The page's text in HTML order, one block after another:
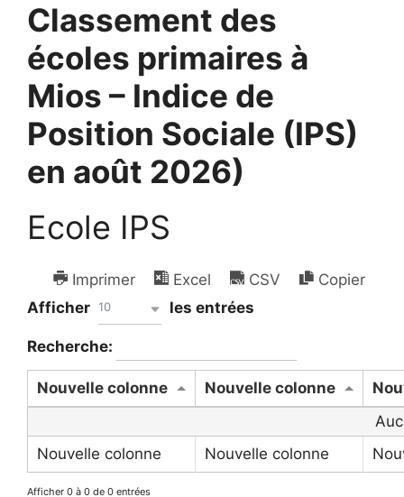
Classement des
écoles primaires à
Mios – Indice de
Position Sociale (IPS)
en août 2026)
Ecole IPS
Imprimer Excel CSV
Copier
Afficher 10 les entrées
Recherche:
Nouvelle colonne Nouvelle colonne
Nouvelle colonne
Nouvelle colonne
Afficher 0 à 0 de 0 entrées